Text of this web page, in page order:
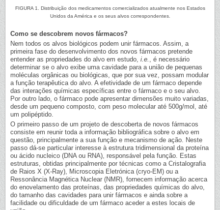
FIGURA 1. Distribuição dos medicamentos comercializados atualmente nos Estados
Unidos da América e os seus alvos correspondentes.
Como se descobrem novos fármacos?
Nem todos os alvos biológicos podem unir fármacos. Assim, a
primeira fase do desenvolvimento dos novos fármacos pretende
entender as propriedades do alvo em estudo, i.e.
, é necessário
determinar se o alvo exibe uma cavidade para a união de pequenas
moléculas orgânicas ou biológicas, que por sua vez, possam modular
a função terapêutica do alvo. A efetividade de um fármaco depende
das interações químicas específicas entre o fármaco e o seu alvo.
Por outro lado, o fármaco pode apresentar dimensões muito variadas,
desde um pequeno composto, com peso molecular até 500g/mol, até
um polipéptido.
O primeiro passo de um projeto de descoberta de novos fármacos
consiste em reunir toda a informação bibliográfica sobre o alvo em
questão, principalmente a sua função e mecanismo de ação. Neste
passo dá-se particular interesse à estrutura tridimensional da proteína
ou ácido nucleico (DNA ou RNA), responsável pela função. Estas
estruturas, obtidas principalmente por técnicas como a Cristalografia
de Raios X (X-Ray), Microscopia Eletrónica (cryo-EM) ou a
Ressonância Magnética Nuclear (NMR), fornecem informação acerca
do enovelamento das proteínas, das propriedades químicas do alvo,
do tamanho das cavidades para unir fármacos e ainda sobre a
facilidade ou dificuldade de um fármaco aceder a estes locais de